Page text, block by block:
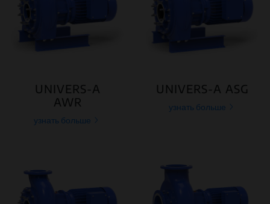
UNIVERS-A
AWR
узнать больше
UNIVERS-A ASG
узнать больше